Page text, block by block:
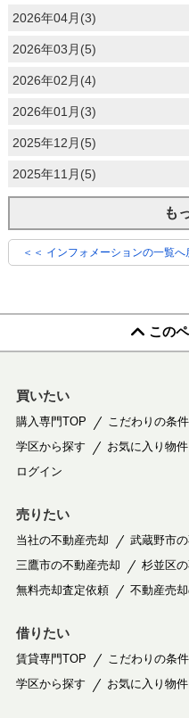
2026年04月(3)
2026年03月(5)
2026年02月(4)
2026年01月(3)
2025年12月(5)
2025年11月(5)
も
＜＜ インフォメーションの一覧へ
この
買いたい
購入専門TOP こだわりの条
学区から探す
お気に入り物件
ログイン
売りたい
当社の不動産売却
武蔵野市
三鷹市の不動産売却
杉並区
無料売却査定依頼
不動産売
借りたい
賃貸専門TOP こだわりの条
学区から探す
お気に入り物件